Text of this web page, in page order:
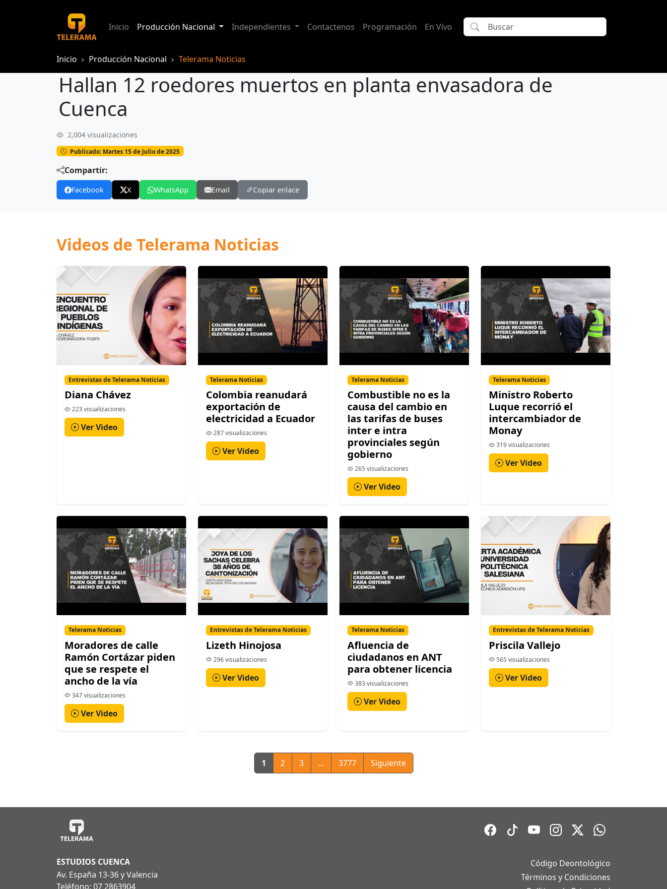
Inicio Producción Nacional Independientes Contactenos Programación En Vivo
Inicio Producción Nacional Telerama Noticias
Hallan 12 roedores muertos en planta envasadora de
Cuenca
Hallan 12 roedores muertos en planta envasadora de Cuenca
2,004 visualizaciones
Publicado: Martes 15 de Julio de 2025
Compartir:
Facebook X WhatsApp Email Copiar enlace
Videos de Telerama Noticias
Entrevistas de Telerama Noticias
Diana Chávez
223 visualizaciones
Ver Video
Telerama Noticias
Colombia reanudará
exportación de
electricidad a Ecuador
287 visualizaciones
Ver Video
Telerama Noticias
Combustible no es la
causa del cambio en
las tarifas de buses
inter e intra
provinciales según
gobierno
265 visualizaciones
Ver Video
Telerama Noticias
Ministro Roberto
Luque recorrió el
intercambiador de
Monay
319 visualizaciones
Ver Video
Telerama Noticias
Moradores de calle
Ramón Cortázar piden
que se respete el
ancho de la vía
347 visualizaciones
Ver Video
Entrevistas de Telerama Noticias
Lizeth Hinojosa
296 visualizaciones
Ver Video
Telerama Noticias
Afluencia de
ciudadanos en ANT
para obtener licencia
383 visualizaciones
Ver Video
Entrevistas de Telerama Noticias
Priscila Vallejo
565 visualizaciones
Ver Video
1 2 3 ... 3777 Siguiente
ESTUDIOS CUENCA
Av. España 13-36 y Valencia
Teléfono: 07 2863904
Código Deontológico
Términos y Condiciones